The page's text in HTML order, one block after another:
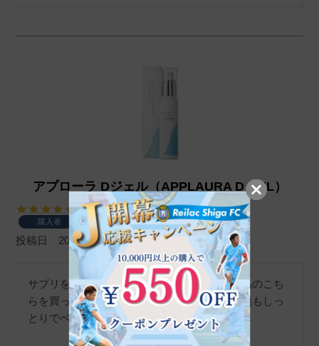
アプローラ Dジェル（APPLAURA D GEL）
購入者
投稿日 2023/06/28
サプリを使用していたので、同ラインの新製品のこち
らを買ってみました。値段も手頃で、使い心地もしっ
とりでベタベタせず、使用しやすいです。